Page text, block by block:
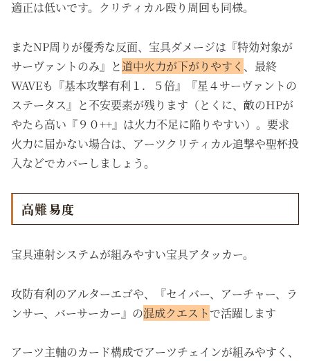
適正は低いです。クリティカル殴り周回も同様。
またNP周りが優秀な反面、宝具ダメージは『特効対象が
サーヴァントのみ』と道中火力が下がりやすく 、最終
WAVEも『基本攻撃有利１．５倍』『星４サーヴァントの
ステータス』と不安要素が残ります（とくに、敵のHPが
やたら高い『９０++』は火力不足に陥りやすい）。要求
火力に届かない場合は、アーツクリティカル追撃や聖杯投
入などでカバーしましょう。
高難易度
宝具連射システムが組みやすい宝具アタッカー。
攻防有利のアルターエゴや、『セイバー、アーチャー、ラ
ンサー、バーサーカー』の混成クエストで活躍します
アーツ主軸のカード構成でアーツチェインが組みやすく、